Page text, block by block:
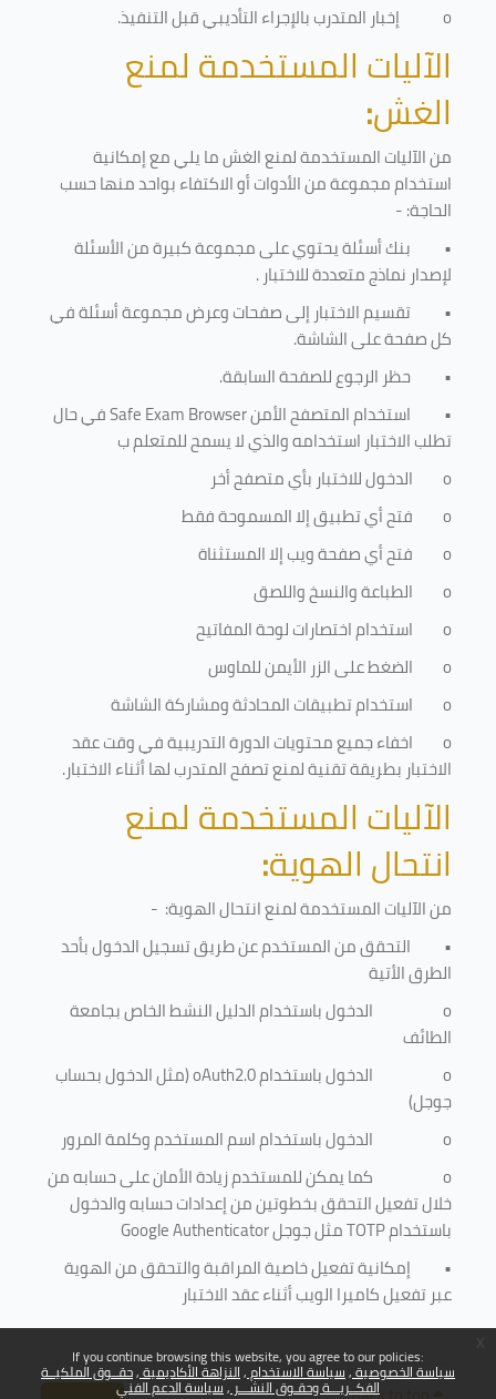
If you continue browsing this website, you agree to our policies:
سياسة الخصوصية سياسة الاستخدام النزاهة الأكاديمية حقــوق الملكيــة
الفكــريـــة وحقـوق النشـــر سياسة الدعم الفني
o
إخبار المتدرب بالإجراء التأديبي قبل التنفيذ.
الآليات المستخدمة لمنع
الغش:
من الآليات المستخدمة لمنع الغش ما يلي مع إمكانية
استخدام مجموعة من الأدوات أو الاكتفاء بواحد منها حسب
الحاجة: -
• بنك أسئلة يحتوي على مجموعة كبيرة من الأسئلة
لإصدار نماذج متعددة للاختبار.
• تقسيم الاختبار إلى صفحات وعرض مجموعة أسئلة في
كل صفحة على الشاشة.
• حظر الرجوع للصفحة السابقة.
• استخدام المتصفح الأمنSafe Exam Browserفي حال
تطلب الاختبار استخدامه والذي لا يسمح للمتعلم ب
o
الدخول للاختبار بأي متصفح أخر
o
فتح أي تطبيق إلا المسموحة فقط
o
فتح أي صفحة ويب إلا المستثناة
o
الطباعة والنسخ واللصق
o
استخدام اختصارات لوحة المفاتيح
o
الضغط على الزر الأيمن للماوس
o
استخدام تطبيقات المحادثة ومشاركة الشاشة
o
اخفاء جميع محتويات الدورة التدريبية في وقت عقد
الاختبار بطريقة تقنية لمنع تصفح المتدرب لها أثناء الاختبار.
الآليات المستخدمة لمنع
انتحال الهوية:
من الآليات المستخدمة لمنعانتحال الهوية: -
• التحقق من المستخدم عن طريق تسجيل الدخول بأحد
الطرق الأتية
o
الدخول باستخدام الدليل النشط الخاص بجامعة
الطائف
o
الدخول باستخدامoAuth2.0(مثل الدخول بحساب
جوجل)
o
الدخول باستخدام اسم المستخدم وكلمة المرور
o
كما يمكن للمستخدم زيادة الأمان على حسابه من
خلال تفعيل التحقق بخطوتين من إعدادات حسابه والدخول
باستخدامTOTPمثل جوجلGoogle Authenticator
• إمكانية تفعيل خاصية المراقبة والتحقق من الهوية
عبر تفعيل كاميرا الويب أثناء عقد الاختبار